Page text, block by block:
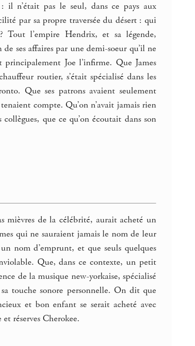
il n’était pas le seul, dans ce pays aux
par sa propre traversée du désert : qui
Tout l’empire Hendrix, et sa légende,
ses affaires par une demi-soeur qu’il ne
Joe l’infirme. Que James
routier, s’était spécialisé dans les
Que ses patrons avaient seulement
compte. Qu’on n’avait jamais rien
que ce qu’on écoutait dans son
mièvres de la célébrité, aurait acheté un
qui ne sauraient jamais le nom de leur
nom d’emprunt, et que seuls quelques
Que, dans ce contexte, un petit
de la musique new-yorkaise, spécialisé
touche sonore personnelle. On dit que
et bon enfant se serait acheté avec
réserves Cherokee.